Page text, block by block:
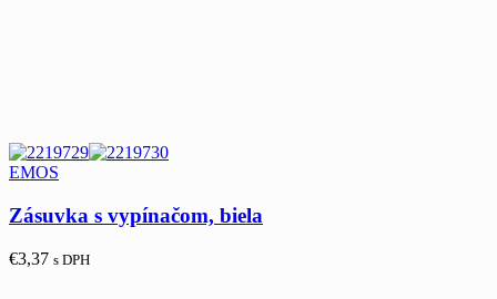
EMOS
Zásuvka s vypínačom, biela
€3,37 s DPH